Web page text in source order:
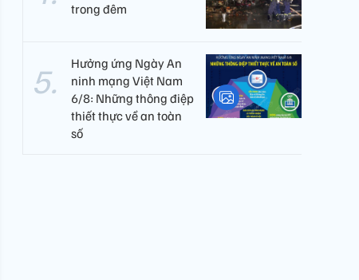
trong đêm
Hưởng ứng Ngày An
ninh mạng Việt Nam
6/8: Những thông điệp
thiết thực về an toàn
số